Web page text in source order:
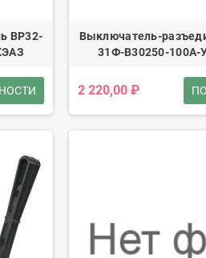
ВР32-
Выключатель-
31Ф-В30250-
2 220,00 ₽